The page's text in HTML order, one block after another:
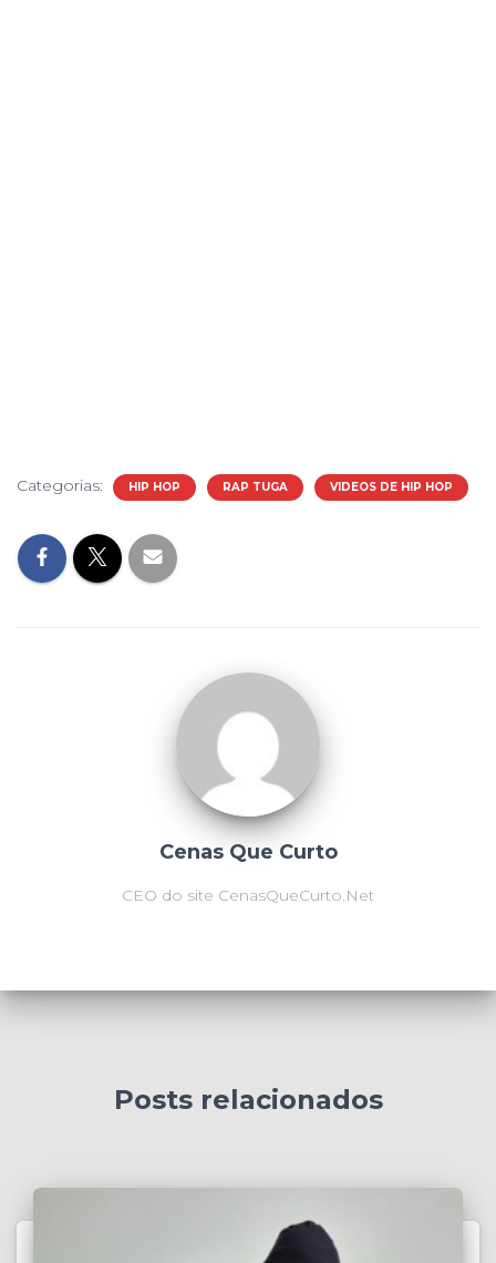
Categorias: HIP HOP RAP TUGA VIDEOS DE HIP HOP
Cenas Que Curto
CEO do site CenasQueCurto.Net
Posts relacionados